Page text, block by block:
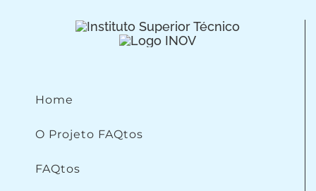
Home
O Projeto FAQtos
FAQtos